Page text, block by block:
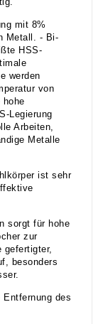
mit 8%
Metall. - Bi-
HSS-
werden
von
hohe
Legierung
Arbeiten,
Metalle
ist sehr
sorgt für hohe
zur
gefertigter,
besonders
Entfernung des